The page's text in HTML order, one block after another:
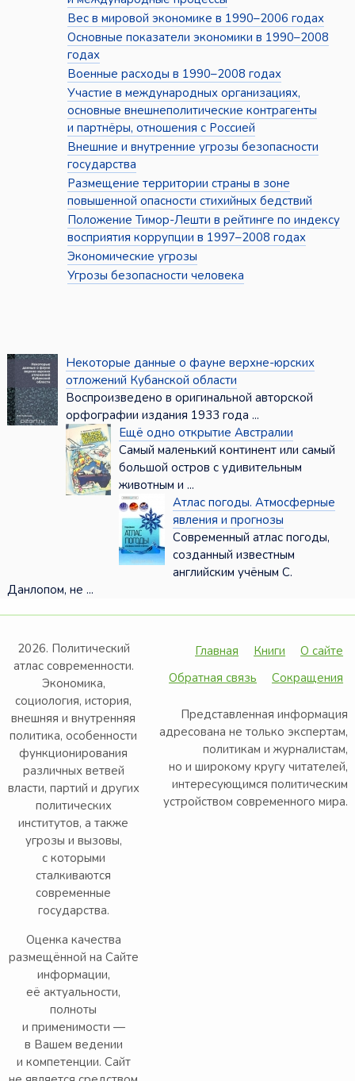
Вес в мировой экономике в 1990–2006 годах
Основные показатели экономики в 1990–2008
годах
Военные расходы в 1990–2008 годах
Участие в международных организациях,
основные внешнеполитические контрагенты
и партнёры, отношения с Россией
Внешние и внутренние угрозы безопасности
государства
Размещение территории страны в зоне
повышенной опасности стихийных бедствий
Положение Тимор-Лешти в рейтинге по индексу
восприятия коррупции в 1997–2008 годах
Экономические угрозы
Угрозы безопасности человека
Некоторые данные о фауне верхне-юрских
отложений Кубанской области
Воспроизведено в оригинальной авторской
орфографии издания 1933 года ...
Ещё одно открытие Австралии
Самый маленький континент или самый
большой остров с удивительным
животным и ...
Атлас погоды. Атмосферные
явления и прогнозы
Современный атлас погоды,
созданный известным
английским учёным С.
Данлопом, не ...
2026. Политический
атлас современности.
Экономика,
социология, история,
внешняя и внутренняя
политика, особенности
функционирования
различных ветвей
власти, партий и других
политических
институтов, а также
угрозы и вызовы,
с которыми
сталкиваются
современные
государства.
Оценка качества
размещённой на Сайте
информации,
её актуальности,
полноты
и применимости —
в Вашем ведении
и компетенции. Сайт
Главная Книги
О сайте
Обратная связь
Сокращения
Представленная информация
адресована не только экспертам,
политикам и журналистам,
но и широкому кругу читателей,
интересующимся политическим
устройством современного мира.